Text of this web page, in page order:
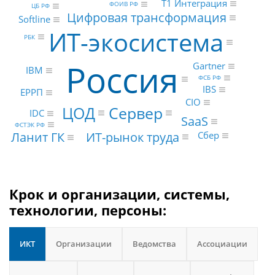
Россия
ИТ-экосистема
ЦОД Сервер SaaS
Цифровая трансформация
Ланит ГК ИТ-рынок труда
Т1 Интеграция
CIO
Softline
IBM
ЕРРП
IDC
Сбер
IBS
Gartner
ЦБ РФ
ФСТЭК РФ
ФОИВ РФ
РБК
ФСБ РФ
Крок и организации, системы,
технологии, персоны:
ИКТ Организации Ведомства Ассоциации